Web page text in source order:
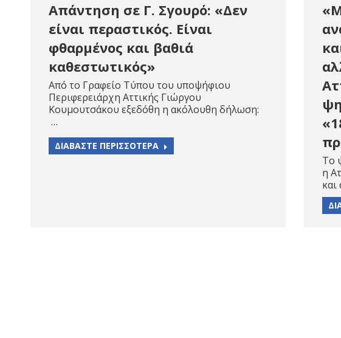
Απάντηση σε Γ. Σγουρό: «Δεν
είναι περαστικός. Είναι
φθαρμένος και βαθιά
καθεστωτικός»
Από το Γραφείο Τύπου του υποψήφιου
Περιφερειάρχη Αττικής Γιώργου
Κουμουτσάκου εξεδόθη η ακόλουθη δήλωση:
…
ΔΙΑΒΑΣΤΕ ΠΕΡΙΣΣΟΤΕΡΑ
Το
η